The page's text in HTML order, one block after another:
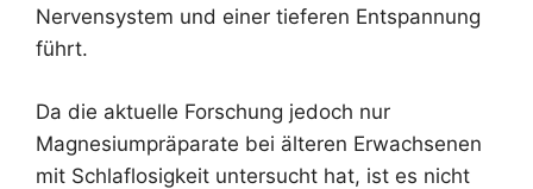
Nervensystem und einer tieferen Entspannung
führt.
Da die aktuelle Forschung jedoch nur
Magnesiumpräparate bei älteren Erwachsenen
mit Schlaflosigkeit untersucht hat, ist es nicht